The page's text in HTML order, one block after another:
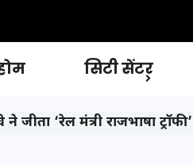
सिटी सेंटर
ने जीता ‘रेल मंत्री राजभाषा